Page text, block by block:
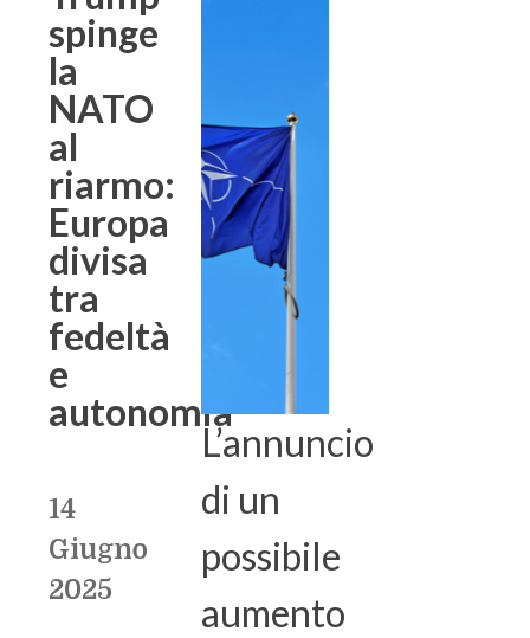
spinge
la
NATO
al
riarmo:
Europa
divisa
tra
fedeltà
e
autonomia
14
Giugno
2025
L’annuncio
di un
possibile
aumento